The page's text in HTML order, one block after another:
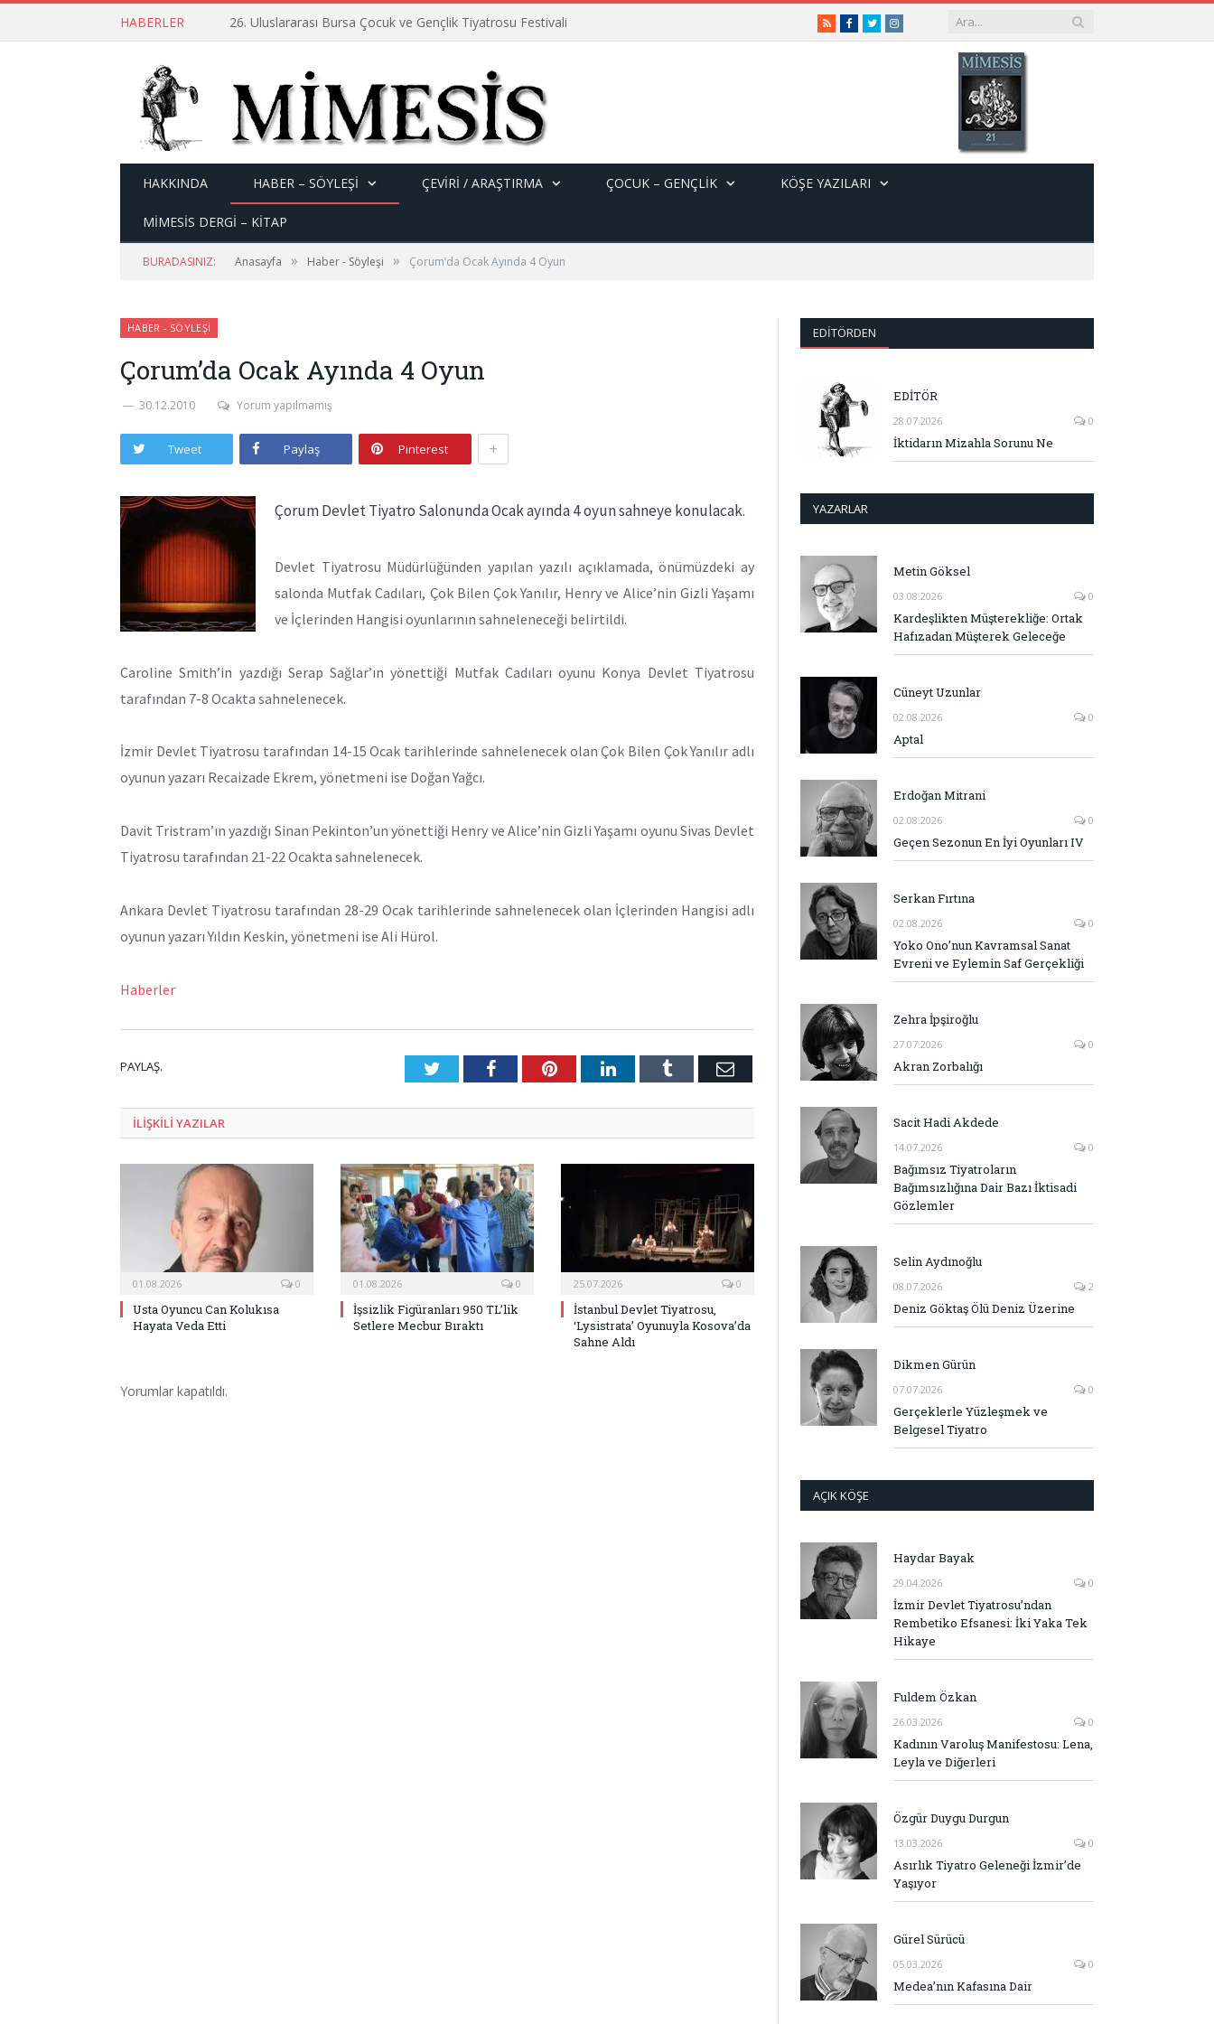
HABERLER 26. Uluslararası Bursa Çocuk ve Gençlik Tiyatrosu Festivali RSSFacebook
TwitterInstagram
HAKKINDA HABER – SÖYLEŞI ÇEVİRİ / ARAŞTIRMA ÇOCUK – GENÇLIK KÖŞE YAZILARI
MİMESİS DERGİ – KİTAP
BURADASINIZ: Anasayfa » Haber - Söyleşi » Çorum’da Ocak Ayında 4 Oyun
HABER - SÖYLEŞI
Çorum’da Ocak Ayında 4 Oyun
30.12.2010 Yorum yapılmamış
Tweet Paylaş Pinterest +
Çorum Devlet Tiyatro Salonunda Ocak ayında 4 oyun sahneye konulacak.
Devlet Tiyatrosu Müdürlüğünden yapılan yazılı açıklamada, önümüzdeki ay
salonda Mutfak Cadıları, Çok Bilen Çok Yanılır, Henry ve Alice’nin Gizli Yaşamı
ve İçlerinden Hangisi oyunlarının sahneleneceği belirtildi.
Caroline Smith’in yazdığı Serap Sağlar’ın yönettiği Mutfak Cadıları oyunu Konya Devlet Tiyatrosu
tarafından 7-8 Ocakta sahnelenecek.
İzmir Devlet Tiyatrosu tarafından 14-15 Ocak tarihlerinde sahnelenecek olan Çok Bilen Çok Yanılır adlı
oyunun yazarı Recaizade Ekrem, yönetmeni ise Doğan Yağcı.
Davit Tristram’ın yazdığı Sinan Pekinton’un yönettiği Henry ve Alice’nin Gizli Yaşamı oyunu Sivas Devlet
Tiyatrosu tarafından 21-22 Ocakta sahnelenecek.
Ankara Devlet Tiyatrosu tarafından 28-29 Ocak tarihlerinde sahnelenecek olan İçlerinden Hangisi adlı
oyunun yazarı Yıldın Keskin, yönetmeni ise Ali Hürol.
Haberler
PAYLAŞ. TwitterFacebookPinterestLinkedInTumblr E-
ILIŞKILI YAZILAR
01.08.2026 0
Usta Oyuncu Can Kolukısa
Hayata Veda Etti
01.08.2026 0
İşsizlik Figüranları 950 TL’lik
Setlere Mecbur Bıraktı
25.07.2026 0
İstanbul Devlet Tiyatrosu,
‘Lysistrata’ Oyunuyla Kosova’da
Sahne Aldı
Yorumlar kapatıldı.
EDITÖRDEN
EDİTÖR
28.07.2026 0
İktidarın Mizahla Sorunu Ne
YAZARLAR
Metin Göksel
03.08.2026 0
Kardeşlikten Müşterekliğe: Ortak
Hafızadan Müşterek Geleceğe
Cüneyt Uzunlar
02.08.2026 0
Aptal
Erdoğan Mitrani
02.08.2026 0
Geçen Sezonun En İyi Oyunları IV
Serkan Fırtına
02.08.2026 0
Yoko Ono’nun Kavramsal Sanat
Evreni ve Eylemin Saf Gerçekliği
Zehra İpşiroğlu
27.07.2026 0
Akran Zorbalığı
Sacit Hadi Akdede
14.07.2026 0
Bağımsız Tiyatroların
Bağımsızlığına Dair Bazı İktisadi
Gözlemler
Selin Aydınoğlu
08.07.2026 2
Deniz Göktaş Ölü Deniz Üzerine
Dikmen Gürün
07.07.2026 0
Gerçeklerle Yüzleşmek ve
Belgesel Tiyatro
AÇIK KÖŞE
Haydar Bayak
29.04.2026 0
İzmir Devlet Tiyatrosu’ndan
Rembetiko Efsanesi: İki Yaka Tek
Hikaye
Fuldem Özkan
26.03.2026 0
Kadının Varoluş Manifestosu: Lena,
Leyla ve Diğerleri
Özgür Duygu Durgun
13.03.2026 0
Asırlık Tiyatro Geleneği İzmir’de
Yaşıyor
Gürel Sürücü
05.03.2026 0
Medea’nın Kafasına Dair